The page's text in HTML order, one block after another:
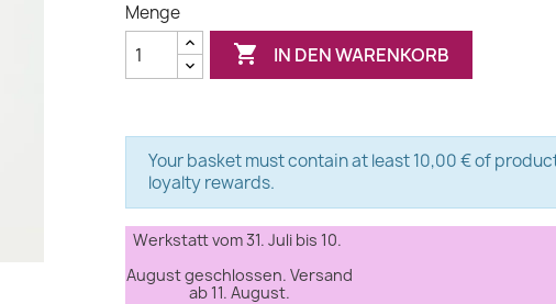
Menge
 IN DEN WARENKORB
Your basket must contain at least 10,00 € of
loyalty rewards.
Werkstatt vom 31. Juli bis 10.
August geschlossen. Versand
ab 11. August.